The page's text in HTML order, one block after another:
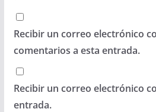
Recibir un correo electrónico
comentarios a esta entrada.
Recibir un correo electrónico
entrada.